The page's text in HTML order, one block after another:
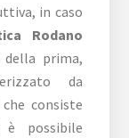
in caso
Rodano
della prima,
da
consiste
possibile